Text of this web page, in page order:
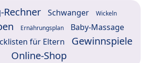
Rechner Schwanger Wickeln
Ernährungsplan Baby-Massage
für Eltern
Gewinnspiele
Online-Shop